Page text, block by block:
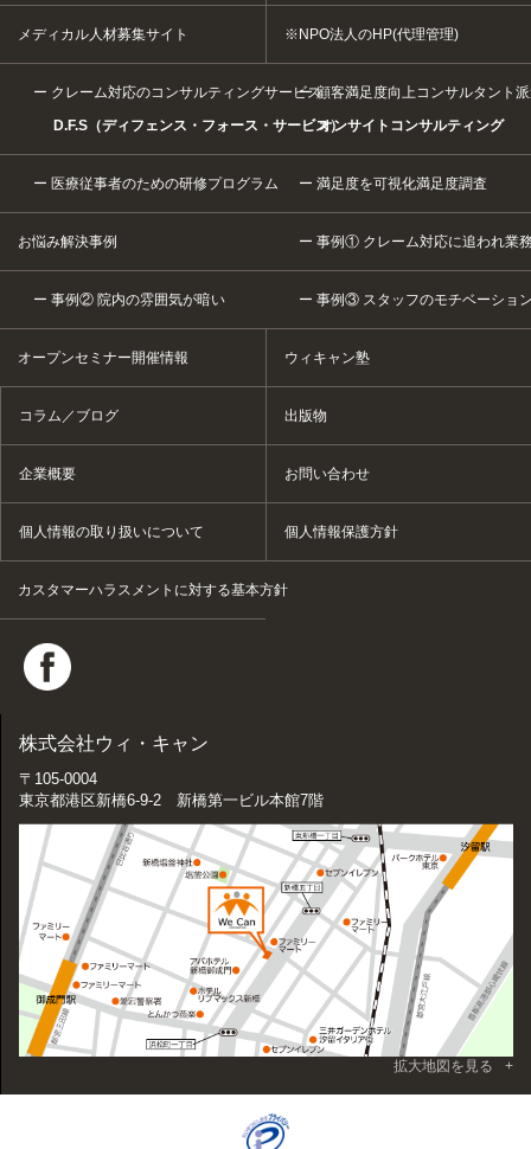
メディカル人材募集サイト ※NPO法人のHP(代理管理)
クレーム対応のコンサルティングサービス
D.F.S（ディフェンス・フォース・サービス）
顧客満足度向上コンサルタント
オンサイトコンサルティング
医療従事者のための研修プログラム 満足度を可視化満足度調査
お悩み解決事例 事例① クレーム対応に追われ業
事例② 院内の雰囲気が暗い 事例③ スタッフのモチベーショ
オープンセミナー開催情報 ウィキャン塾
コラム／ブログ 出版物
企業概要 お問い合わせ
個人情報の取り扱いについて 個人情報保護方針
カスタマーハラスメントに対する基本方針
株式会社ウィ・キャン
〒105-0004
東京都港区新橋6-9-2 新橋第一ビル本館7階
拡大地図を見る